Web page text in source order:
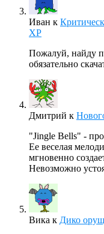
Иван к
XP
Пожалуй, найду
обязательно
Дмитрий к
"Jingle Bells" -
Ее веселая
мгновенно
Невозможно
Вика к Дико